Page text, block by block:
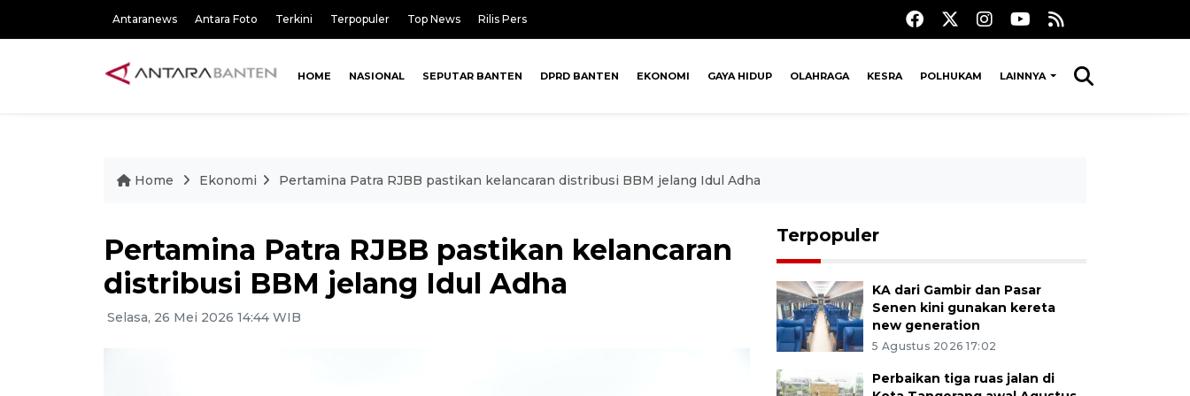
Antaranews Antara Foto Terkini Terpopuler Top News Rilis Pers
HOME NASIONAL SEPUTAR BANTEN DPRD BANTEN EKONOMI GAYA HIDUP OLAHRAGA KESRA POLHUKAM LAINNYA
Home Ekonomi Pertamina Patra RJBB pastikan kelancaran distribusi BBM jelang Idul Adha
Pertamina Patra RJBB pastikan kelancaran
distribusi BBM jelang Idul Adha
Selasa, 26 Mei 2026 14:44 WIB
Terpopuler
KA dari Gambir dan Pasar
Senen kini gunakan kereta
new generation
5 Agustus 2026 17:02
Perbaikan tiga ruas jalan di